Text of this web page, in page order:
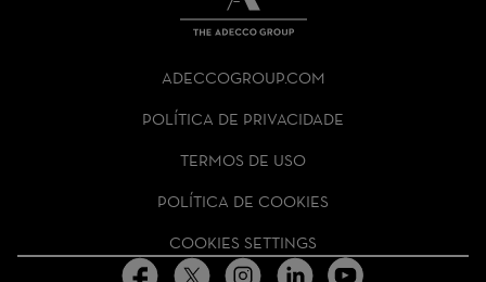
HOMEPAGE
ADECCOGROUP.COM
POLÍTICA DE PRIVACIDADE
TERMOS DE USO
POLÍTICA DE COOKIES
COOKIES SETTINGS